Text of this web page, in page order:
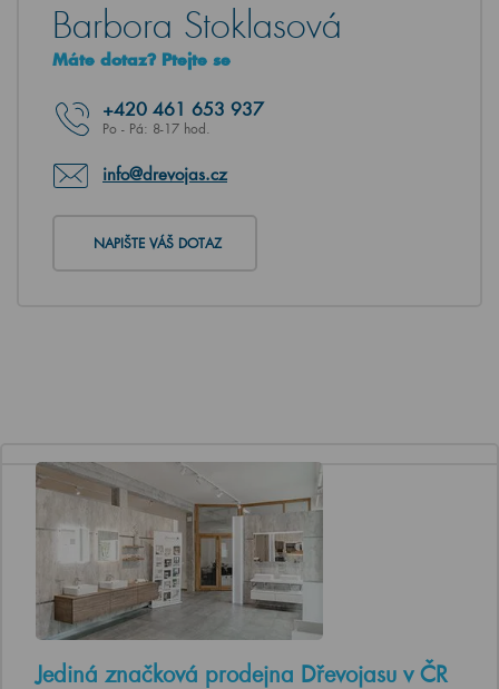
Barbora Stoklasová
Máte dotaz? Ptejte se
+420 461 653 937
Po - Pá: 8-17 hod.
info@drevojas.cz
NAPIŠTE VÁŠ DOTAZ
Jediná značková prodejna Dřevojasu v ČR